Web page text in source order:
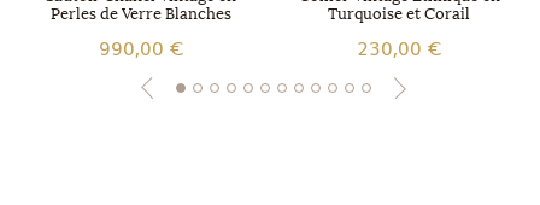
Perles de Verre Blanches
990,00 €
Turquoise et Corail
230,00 €